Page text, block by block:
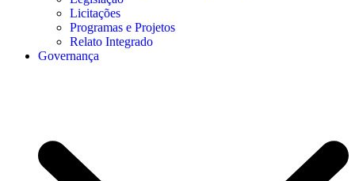
Licitações
Programas e Projetos
Relato Integrado
Governança